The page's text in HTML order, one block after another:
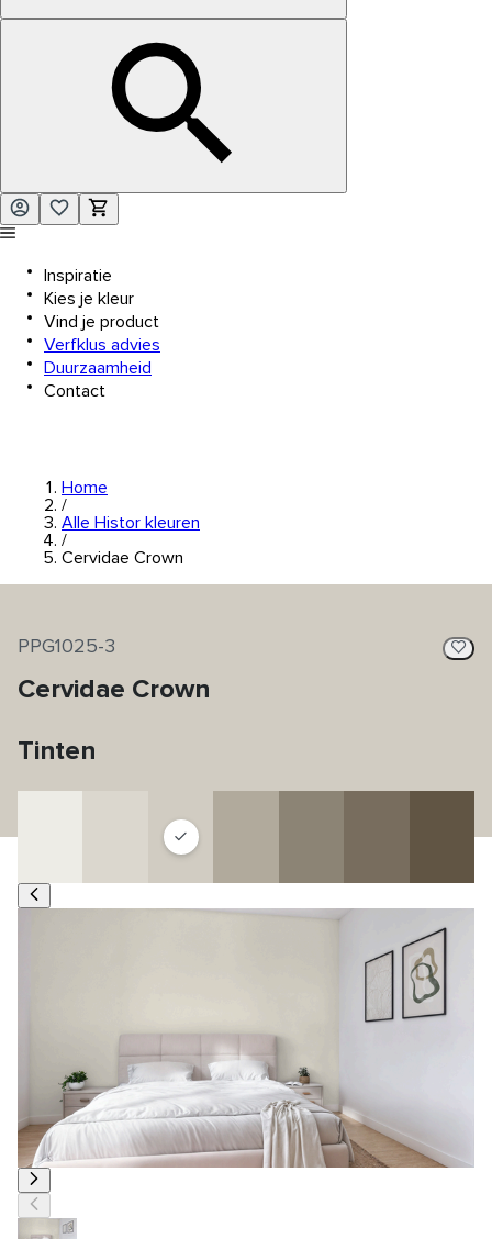
Inspiratie
Kies je kleur
Vind je product
Verfklus advies
Duurzaamheid
Contact
Home
/
Alle Histor kleuren
/
Cervidae Crown
PPG1025-3
Cervidae Crown
Tinten